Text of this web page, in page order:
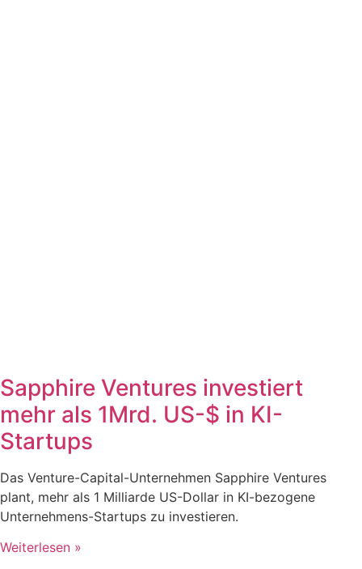
Sapphire Ventures investiert
mehr als 1Mrd. US-$ in KI-
Startups
Das Venture-Capital-Unternehmen Sapphire Ventures
plant, mehr als 1 Milliarde US-Dollar in KI-bezogene
Unternehmens-Startups zu investieren.
Weiterlesen »